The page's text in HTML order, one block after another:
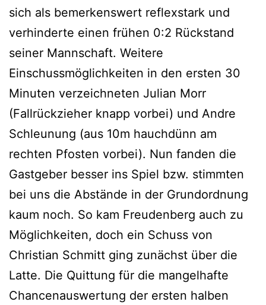
sich als bemerkenswert reflexstark und
verhinderte einen frühen 0:2 Rückstand
seiner Mannschaft. Weitere
Einschussmöglichkeiten in den ersten 30
Minuten verzeichneten Julian Morr
(Fallrückzieher knapp vorbei) und Andre
Schleunung (aus 10m hauchdünn am
rechten Pfosten vorbei). Nun fanden die
Gastgeber besser ins Spiel bzw. stimmten
bei uns die Abstände in der Grundordnung
kaum noch. So kam Freudenberg auch zu
Möglichkeiten, doch ein Schuss von
Christian Schmitt ging zunächst über die
Latte. Die Quittung für die mangelhafte
Chancenauswertung der ersten halben